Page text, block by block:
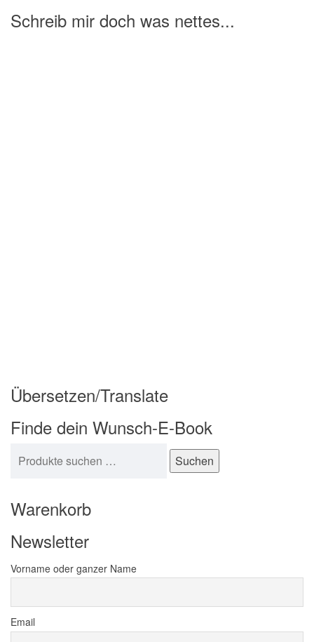
Schreib mir doch was nettes...
Übersetzen/Translate
Finde dein Wunsch-E-Book
Suchen
Warenkorb
Newsletter
Vorname oder ganzer Name
Email